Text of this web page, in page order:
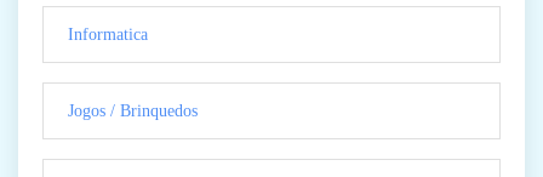
Informatica
Jogos / Brinquedos